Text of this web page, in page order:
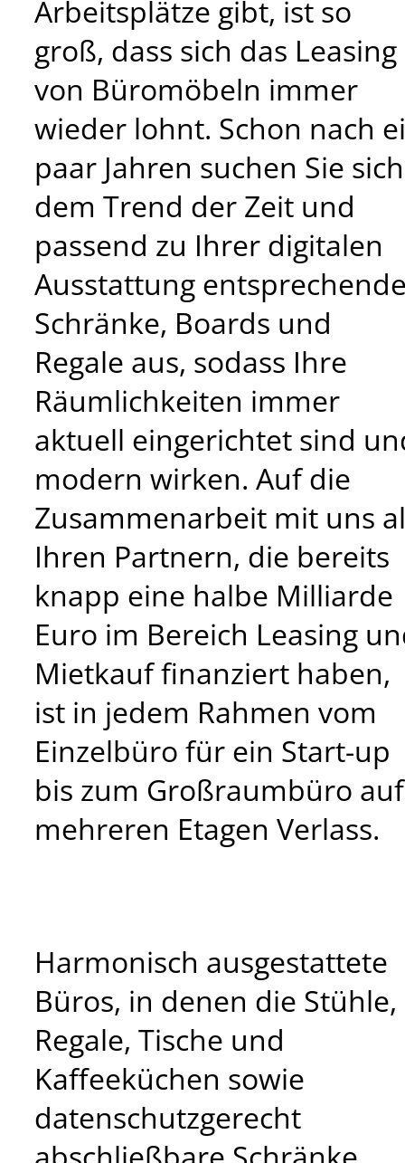
Arbeitsplätze gibt, ist so
groß, dass sich das Leasing
von Büromöbeln immer
wieder lohnt. Schon nach
paar Jahren suchen Sie sich
dem Trend der Zeit und
passend zu Ihrer digitalen
Ausstattung
Schränke, Boards und
Regale aus, sodass Ihre
Räumlichkeiten immer
aktuell eingerichtet sind
modern wirken. Auf die
Zusammenarbeit mit uns
Ihren Partnern, die bereits
knapp eine halbe Milliarde
Euro im Bereich Leasing
Mietkauf finanziert haben,
ist in jedem Rahmen vom
Einzelbüro für ein Start-up
bis zum Großraumbüro auf
mehreren Etagen Verlass.
Harmonisch ausgestattete
Büros, in denen die Stühle,
Regale, Tische und
Kaffeeküchen sowie
datenschutzgerecht